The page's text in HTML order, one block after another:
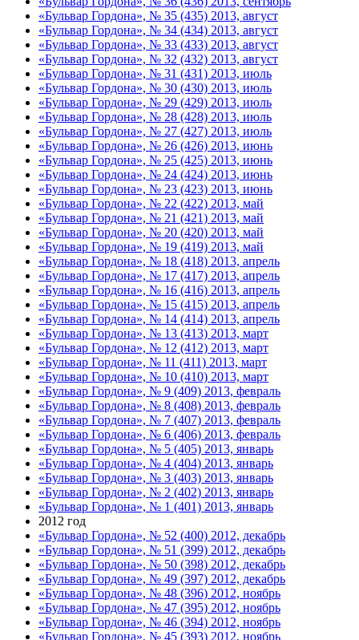
«Бульвар Гордона», № 35 (435) 2013, август
«Бульвар Гордона», № 34 (434) 2013, август
«Бульвар Гордона», № 33 (433) 2013, август
«Бульвар Гордона», № 32 (432) 2013, август
«Бульвар Гордона», № 31 (431) 2013, июль
«Бульвар Гордона», № 30 (430) 2013, июль
«Бульвар Гордона», № 29 (429) 2013, июль
«Бульвар Гордона», № 28 (428) 2013, июль
«Бульвар Гордона», № 27 (427) 2013, июль
«Бульвар Гордона», № 26 (426) 2013, июнь
«Бульвар Гордона», № 25 (425) 2013, июнь
«Бульвар Гордона», № 24 (424) 2013, июнь
«Бульвар Гордона», № 23 (423) 2013, июнь
«Бульвар Гордона», № 22 (422) 2013, май
«Бульвар Гордона», № 21 (421) 2013, май
«Бульвар Гордона», № 20 (420) 2013, май
«Бульвар Гордона», № 19 (419) 2013, май
«Бульвар Гордона», № 18 (418) 2013, апрель
«Бульвар Гордона», № 17 (417) 2013, апрель
«Бульвар Гордона», № 16 (416) 2013, апрель
«Бульвар Гордона», № 15 (415) 2013, апрель
«Бульвар Гордона», № 14 (414) 2013, апрель
«Бульвар Гордона», № 13 (413) 2013, март
«Бульвар Гордона», № 12 (412) 2013, март
«Бульвар Гордона», № 11 (411) 2013, март
«Бульвар Гордона», № 10 (410) 2013, март
«Бульвар Гордона», № 9 (409) 2013, февраль
«Бульвар Гордона», № 8 (408) 2013, февраль
«Бульвар Гордона», № 7 (407) 2013, февраль
«Бульвар Гордона», № 6 (406) 2013, февраль
«Бульвар Гордона», № 5 (405) 2013, январь
«Бульвар Гордона», № 4 (404) 2013, январь
«Бульвар Гордона», № 3 (403) 2013, январь
«Бульвар Гордона», № 2 (402) 2013, январь
«Бульвар Гордона», № 1 (401) 2013, январь
2012 год
«Бульвар Гордона», № 52 (400) 2012, декабрь
«Бульвар Гордона», № 51 (399) 2012, декабрь
«Бульвар Гордона», № 50 (398) 2012, декабрь
«Бульвар Гордона», № 49 (397) 2012, декабрь
«Бульвар Гордона», № 48 (396) 2012, ноябрь
«Бульвар Гордона», № 47 (395) 2012, ноябрь
«Бульвар Гордона», № 46 (394) 2012, ноябрь
«Бульвар Гордона», № 45 (393) 2012, ноябрь